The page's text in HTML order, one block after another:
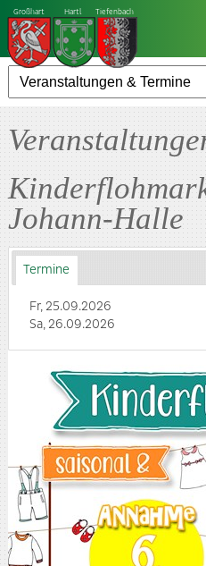
Großhart Hartl Tiefenbach
Johann-Halle
Termine
Fr, 25.09.2026
Sa, 26.09.2026